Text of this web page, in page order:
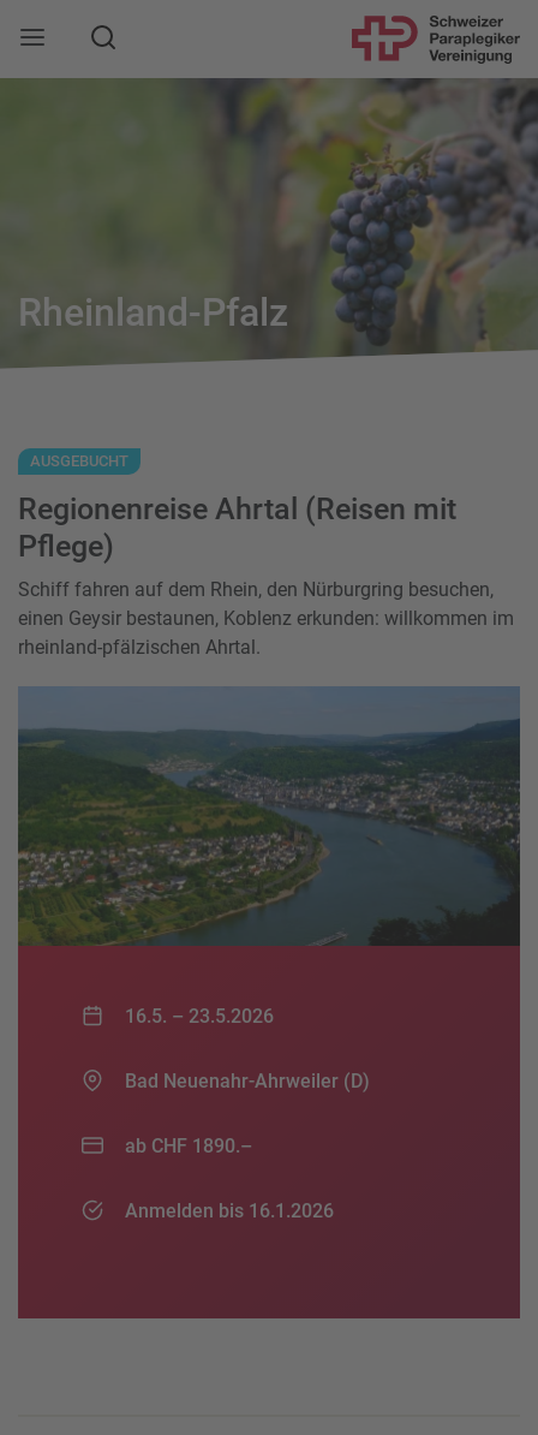
Mobile Navigation öffnen
Suche
Rheinland-Pfalz
AUSGEBUCHT
Regionenreise Ahrtal (Reisen mit
Pflege)
Schiff fahren auf dem Rhein, den Nürburgring besuchen,
einen Geysir bestaunen, Koblenz erkunden: willkommen im
rheinland-pfälzischen Ahrtal.
16.5. – 23.5.2026
Bad Neuenahr-Ahrweiler (D)
ab CHF 1890.–
Anmelden bis 16.1.2026